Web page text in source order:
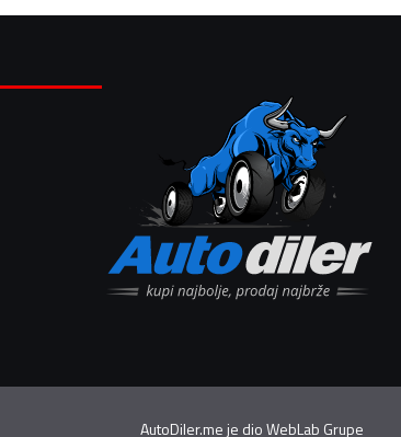
AutoDiler.me je dioWebLab Grupe